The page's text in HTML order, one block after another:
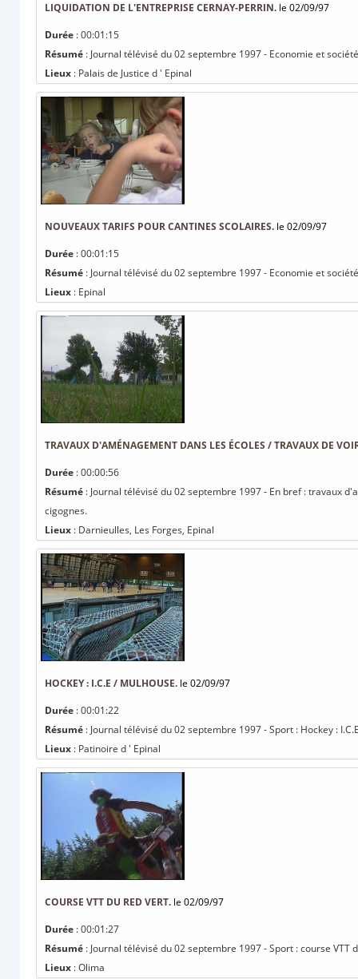
LIQUIDATION DE L'ENTREPRISE CERNAY-PERRIN. le 02/09/97
Durée : 00:01:15
Résumé : Journal télévisé du 02 septembre 1997 - Economie et
Lieux : Palais de Justice d ' Epinal
NOUVEAUX TARIFS POUR CANTINES SCOLAIRES. le 02/09/97
Durée : 00:01:15
Résumé : Journal télévisé du 02 septembre 1997 - Economie et
Lieux : Epinal
TRAVAUX D'AMÉNAGEMENT DANS LES ÉCOLES / TRAVAUX DE
Durée : 00:00:56
Résumé : Journal télévisé du 02 septembre 1997 - En bref : travaux
cigognes.
Lieux : Darnieulles, Les Forges, Epinal
HOCKEY : I.C.E / MULHOUSE. le 02/09/97
Durée : 00:01:22
Résumé : Journal télévisé du 02 septembre 1997 - Sport : Hockey :
Lieux : Patinoire d ' Epinal
COURSE VTT DU RED VERT. le 02/09/97
Durée : 00:01:27
Résumé : Journal télévisé du 02 septembre 1997 - Sport : course VTT
Lieux : Olima